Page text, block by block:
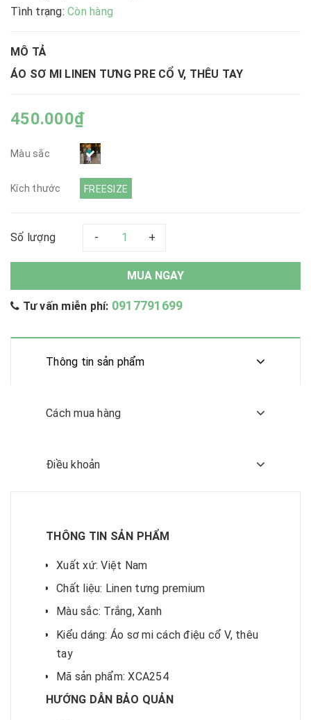
|
Tình trạng: Còn hàng
MÔ TẢ
ÁO SƠ MI LINEN TƯNG PRE CỔ V, THÊU TAY
450.000₫
Màu sắc
Kích thước FREESIZE
Số lượng +
-
MUA NGAY
Tư vấn miễn phí: 0917791699
Thông tin sản phẩm
Cách mua hàng
Điều khoản
THÔNG TIN SẢN PHẨM
Xuất xứ: Việt Nam
Chất liệu: Linen tưng premium
Màu sắc: Trắng, Xanh
Kiểu dáng: Áo sơ mi cách điệu cổ V, thêu
tay
Mã sản phẩm: XCA254
HƯỚNG DẪN BẢO QUẢN